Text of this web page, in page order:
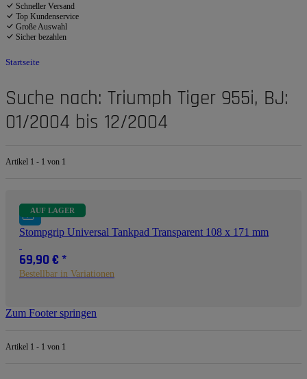
Schneller Versand
Top Kundenservice
Große Auswahl
Sicher bezahlen
Startseite
Suche nach: Triumph Tiger 955i, BJ:
01/2004 bis 12/2004
Artikel 1 - 1 von 1
AUF LAGER
Stompgrip Universal Tankpad Transparent 108 x 171 mm
69,90 € *
Bestellbar in Variationen
Zum Footer springen
Artikel 1 - 1 von 1